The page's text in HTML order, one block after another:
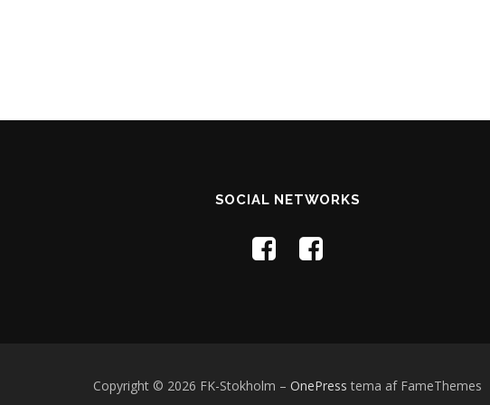
SOCIAL NETWORKS
Copyright © 2026 FK-Stokholm – OnePress tema af FameThemes